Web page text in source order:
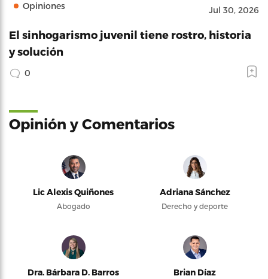
Opiniones Jul 30, 2026
El sinhogarismo juvenil tiene rostro, historia
y solución
0
Opinión y Comentarios
Lic Alexis Quiñones
Abogado
Adriana Sánchez
Derecho y deporte
Dra. Bárbara D. Barros Brian Díaz